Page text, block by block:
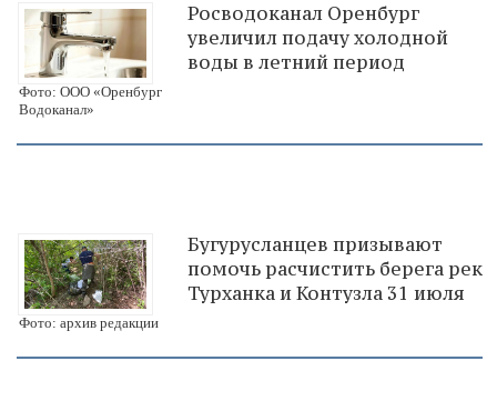
Фото: ООО «Оренбург
Водоканал»
Росводоканал Оренбург
увеличил подачу холодной
воды в летний период
Фото: архив редакции
Бугурусланцев призывают
помочь расчистить берега рек
Турханка и Контузла 31 июля